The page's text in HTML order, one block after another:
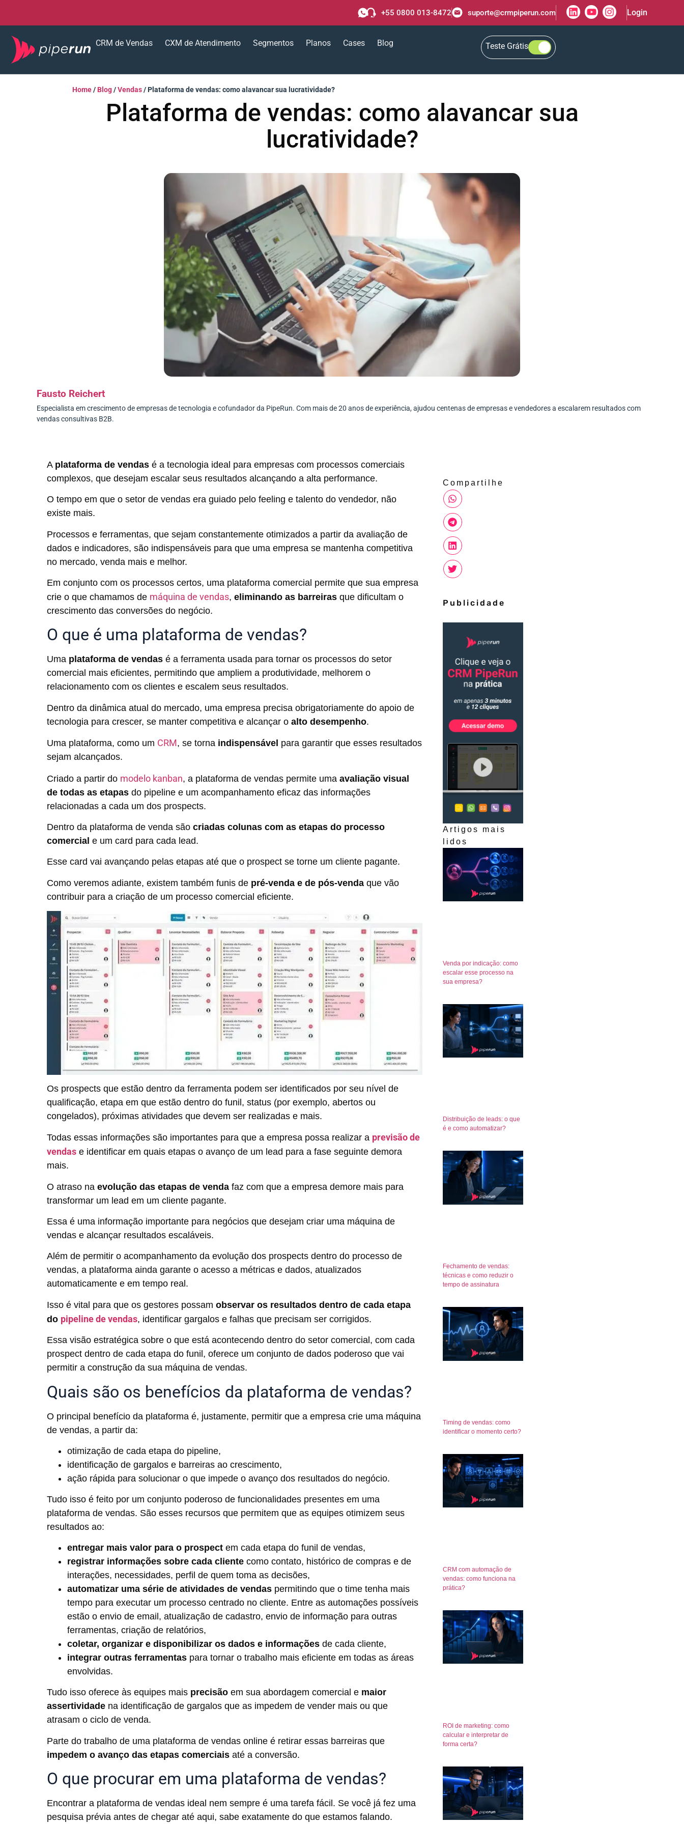
+55 0800 013-8472 suporte@crmpiperun.com Login
CRM de Vendas CXM de Atendimento Segmentos Planos Cases Blog Teste Grátis
Home/ Blog/Vendas/Plataforma de vendas: como alavancar sua lucratividade?
Plataforma de vendas: como alavancar sua
lucratividade?
Fausto Reichert
Especialista em crescimento de empresas de tecnologia e cofundador da PipeRun. Com mais de 20 anos de experiência, ajudou centenas de empresas e vendedores a escalarem resultados com
vendas consultivas B2B.
A plataforma de vendas é a tecnologia ideal para empresas com processos comerciais
complexos, que desejam escalar seus resultados alcançando a alta performance.
O tempo em que o setor de vendas era guiado pelo feeling e talento do vendedor, não
existe mais.
Processos e ferramentas, que sejam constantemente otimizados a partir da avaliação de
dados e indicadores, são indispensáveis para que uma empresa se mantenha competitiva
no mercado, venda mais e melhor.
Em conjunto com os processos certos, uma plataforma comercial permite que sua empresa
crie o que chamamos de máquina de vendas, eliminando as barreiras que dificultam o
crescimento das conversões do negócio.
O que é uma plataforma de vendas?
Uma plataforma de vendas é a ferramenta usada para tornar os processos do setor
comercial mais eficientes, permitindo que ampliem a produtividade, melhorem o
relacionamento com os clientes e escalem seus resultados.
Dentro da dinâmica atual do mercado, uma empresa precisa obrigatoriamente do apoio de
tecnologia para crescer, se manter competitiva e alcançar o alto desempenho.
Uma plataforma, como um CRM, se torna indispensável para garantir que esses resultados
sejam alcançados.
Criado a partir do modelo kanban, a plataforma de vendas permite uma avaliação visual
de todas as etapas do pipeline e um acompanhamento eficaz das informações
relacionadas a cada um dos prospects.
Dentro da plataforma de venda são criadas colunas com as etapas do processo
comercial e um card para cada lead.
Esse card vai avançando pelas etapas até que o prospect se torne um cliente pagante.
Como veremos adiante, existem também funis de pré-venda e de pós-venda que vão
contribuir para a criação de um processo comercial eficiente.
Os prospects que estão dentro da ferramenta podem ser identificados por seu nível de
qualificação, etapa em que estão dentro do funil, status (por exemplo, abertos ou
congelados), próximas atividades que devem ser realizadas e mais.
Todas essas informações são importantes para que a empresa possa realizar a previsão de
vendas e identificar em quais etapas o avanço de um lead para a fase seguinte demora
mais.
O atraso na evolução das etapas de venda faz com que a empresa demore mais para
transformar um lead em um cliente pagante.
Essa é uma informação importante para negócios que desejam criar uma máquina de
vendas e alcançar resultados escaláveis.
Além de permitir o acompanhamento da evolução dos prospects dentro do processo de
vendas, a plataforma ainda garante o acesso a métricas e dados, atualizados
automaticamente e em tempo real.
Isso é vital para que os gestores possam observar os resultados dentro de cada etapa
do pipeline de vendas, identificar gargalos e falhas que precisam ser corrigidos.
Essa visão estratégica sobre o que está acontecendo dentro do setor comercial, com cada
prospect dentro de cada etapa do funil, oferece um conjunto de dados poderoso que vai
permitir a construção da sua máquina de vendas.
Quais são os benefícios da plataforma de vendas?
O principal benefício da plataforma é, justamente, permitir que a empresa crie uma máquina
de vendas, a partir da:
otimização de cada etapa do pipeline,
identificação de gargalos e barreiras ao crescimento,
ação rápida para solucionar o que impede o avanço dos resultados do negócio.
Tudo isso é feito por um conjunto poderoso de funcionalidades presentes em uma
plataforma de vendas. São esses recursos que permitem que as equipes otimizem seus
resultados ao:
entregar mais valor para o prospect em cada etapa do funil de vendas,
registrar informações sobre cada cliente como contato, histórico de compras e de
interações, necessidades, perfil de quem toma as decisões,
automatizar uma série de atividades de vendas permitindo que o time tenha mais
tempo para executar um processo centrado no cliente. Entre as automações possíveis
estão o envio de email, atualização de cadastro, envio de informação para outras
ferramentas, criação de relatórios,
coletar, organizar e disponibilizar os dados e informações de cada cliente,
integrar outras ferramentas para tornar o trabalho mais eficiente em todas as áreas
envolvidas.
Tudo isso oferece às equipes mais precisão em sua abordagem comercial e maior
assertividade na identificação de gargalos que as impedem de vender mais ou que
atrasam o ciclo de venda.
Parte do trabalho de uma plataforma de vendas online é retirar essas barreiras que
impedem o avanço das etapas comerciais até a conversão.
O que procurar em uma plataforma de vendas?
Encontrar a plataforma de vendas ideal nem sempre é uma tarefa fácil. Se você já fez uma
pesquisa prévia antes de chegar até aqui, sabe exatamente do que estamos falando.
Compartilhe
Publicidade
Artigos mais
lidos
Venda por indicação: como
escalar esse processo na
sua empresa?
Distribuição de leads: o que
é e como automatizar?
Fechamento de vendas:
técnicas e como reduzir o
tempo de assinatura
Timing de vendas: como
identificar o momento certo?
CRM com automação de
vendas: como funciona na
prática?
ROI de marketing: como
calcular e interpretar de
forma certa?